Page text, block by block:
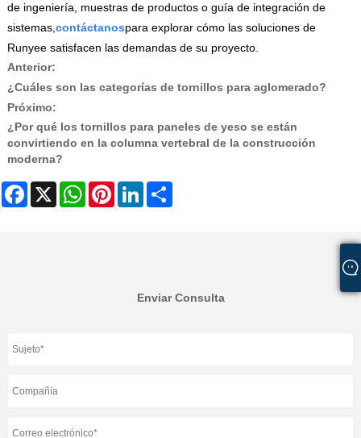
de ingeniería, muestras de productos o guía de integración de
sistemas,contáctanospara explorar cómo las soluciones de
Runyee satisfacen las demandas de su proyecto.
Anterior:
¿Cuáles son las categorías de tornillos para aglomerado?
Próximo:
¿Por qué los tornillos para paneles de yeso se están
convirtiendo en la columna vertebral de la construcción
moderna?
Facebook
X WhatsAppPinterestLinkedIn
Enviar Consulta